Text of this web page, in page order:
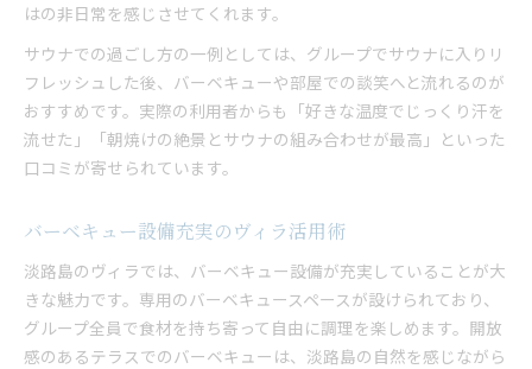
はの非日常を感じさせてくれます。
サウナでの過ごし方の一例としては、グループでサウナに入りリ
フレッシュした後、バーベキューや部屋での談笑へと流れるのが
おすすめです。実際の利用者からも「好きな温度でじっくり汗を
流せた」「朝焼けの絶景とサウナの組み合わせが最高」といった
口コミが寄せられています。
バーベキュー設備充実のヴィラ活用術
淡路島のヴィラでは、バーベキュー設備が充実していることが大
きな魅力です。専用のバーベキュースペースが設けられており、
グループ全員で食材を持ち寄って自由に調理を楽しめます。開放
感のあるテラスでのバーベキューは、淡路島の自然を感じながら